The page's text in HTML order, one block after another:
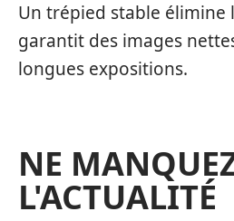
Un trépied stable élimine
garantit des images
longues expositions.
NE
L'ACTUALITÉ